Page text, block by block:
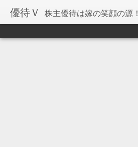
優待Ｖ 株主優待は嫁の笑顔の源！